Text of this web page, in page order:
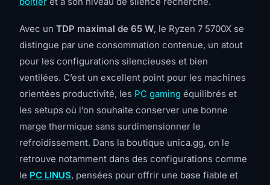
Avec un TDP maximal de 65 W, le Ryzen 7 5700X se
distingue par une consommation contenue, un atout
pour les configurations silencieuses et bien
ventilées. C’est un excellent point pour les machines
orientées productivité, les PC gaming équilibrés et
les setups où l’on souhaite conserver une bonne
marge thermique sans surdimensionner le
refroidissement. Dans la boutique unica.gg, on le
retrouve notamment dans des configurations comme
le PC LINUS, pensées pour offrir une base fiable et